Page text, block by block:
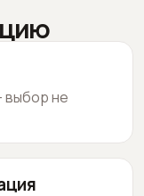
выбор не